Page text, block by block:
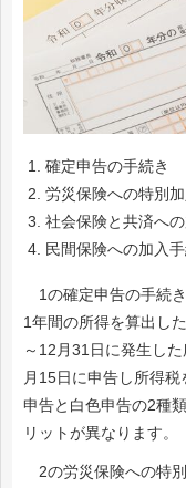
確定申告の手続き
労災保険への特別
社会保険と共済へ
民間保険への加入手
1の確定申告の手続き
1年間の所得を算出し
～12月31日に発生し
月15日に申告し所得
申告と白色申告の2種
リットが異なります。
2の労災保険への特